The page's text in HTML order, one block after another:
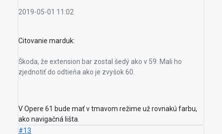
2019-05-01 11:02
Citovanie marduk:
Škoda, že extension bar zostal šedý ako v 59. Mali ho
zjednotiť do odtieňa ako je zvyšok 60.
V Opere 61 bude mať v tmavom režime už rovnakú farbu,
ako navigačná lišta.
#13